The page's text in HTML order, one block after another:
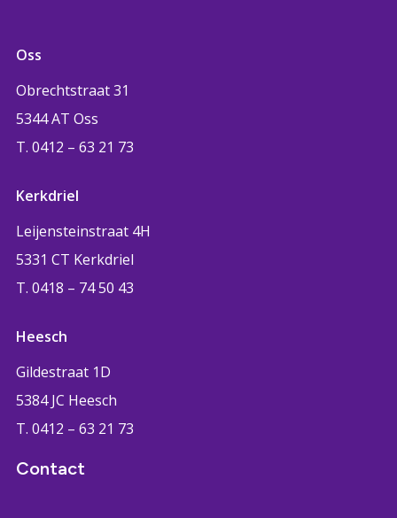
Oss
Obrechtstraat 31
5344 AT Oss
T. 0412 – 63 21 73
Kerkdriel
Leijensteinstraat 4H
5331 CT Kerkdriel
T. 0418 – 74 50 43
Heesch
Gildestraat 1D
5384 JC Heesch
T. 0412 – 63 21 73
Contact